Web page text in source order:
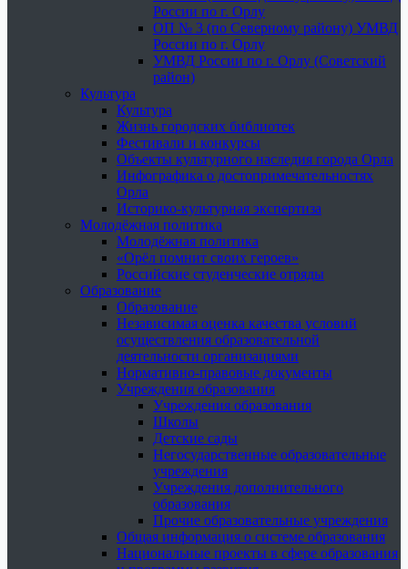
России по г. Орлу
ОП № 3 (по Северному району) УМВД
России по г. Орлу
УМВД России по г. Орлу (Советский
район)
Культура
Культура
Жизнь городских библиотек
Фестивали и конкурсы
Объекты культурного наследия города Орла
Инфографика о достопримечательностях
Орла
Историко-культурная экспертиза
Молодёжная политика
Молодёжная политика
«Орёл помнит своих героев»
Российские студенческие отряды
Образование
Образование
Независимая оценка качества условий
осуществления образовательной
деятельности организациями
Нормативно-правовые документы
Учреждения образования
Учреждения образования
Школы
Детские сады
Негосударственные образовательные
учреждения
Учреждения дополнительного
образования
Прочие образовательные учреждения
Общая информация о системе образования
Национальные проекты в сфере образования